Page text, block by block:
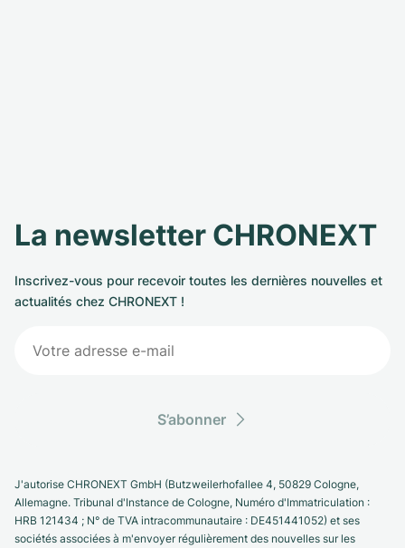
La newsletter CHRONEXT
Inscrivez-vous pour recevoir toutes les dernières nouvelles et
actualités chez CHRONEXT !
S’abonner
J'autorise CHRONEXT GmbH (Butzweilerhofallee 4, 50829 Cologne,
Allemagne. Tribunal d'Instance de Cologne, Numéro d'Immatriculation :
HRB 121434 ; N° de TVA intracommunautaire : DE451441052) et ses
sociétés associées à m'envoyer régulièrement des nouvelles sur les